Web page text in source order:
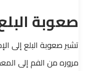
صعوبة
تشير صعوبة البلع إلى
مروره من الفم إلى